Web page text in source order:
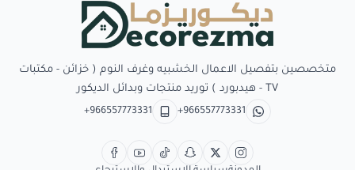
متخصصين بتفصيل الاعمال الخشبيه وغرف النوم ( خزائن - مكتبات
TV - هيدبورد ) توريد منتجات وبدائل الديكور
+966557773331
+966557773331